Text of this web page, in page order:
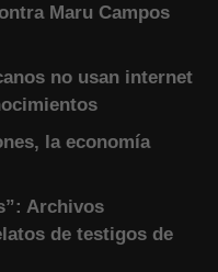
Maru Campos
no usan internet
la economía
Archivos
de testigos de